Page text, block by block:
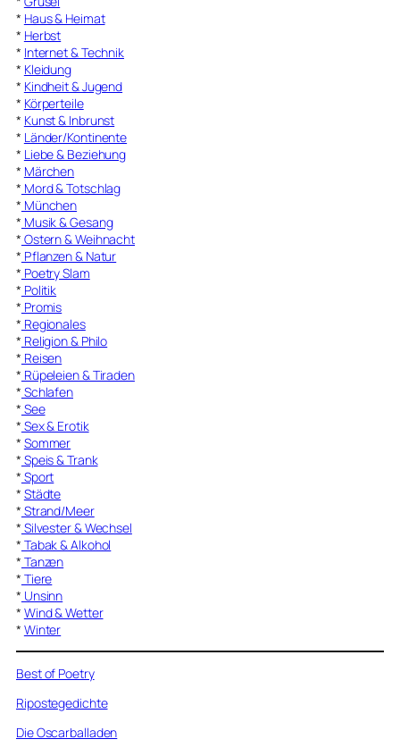
* Haus & Heimat
* Herbst
* Internet & Technik
* Kleidung
* Kindheit & Jugend
* Körperteile
* Kunst & Inbrunst
* Länder/Kontinente
* Liebe & Beziehung
* Märchen
* Mord & Totschlag
* München
* Musik & Gesang
* Ostern & Weihnacht
* Pflanzen & Natur
* Poetry Slam
* Politik
* Promis
* Regionales
* Religion & Philo
* Reisen
* Rüpeleien & Tiraden
* Schlafen
* See
* Sex & Erotik
* Sommer
* Speis & Trank
* Sport
* Städte
* Strand/Meer
* Silvester & Wechsel
* Tabak & Alkohol
* Tanzen
* Tiere
* Unsinn
* Wind & Wetter
* Winter
Best of Poetry
Ripostegedichte
Die Oscarballaden